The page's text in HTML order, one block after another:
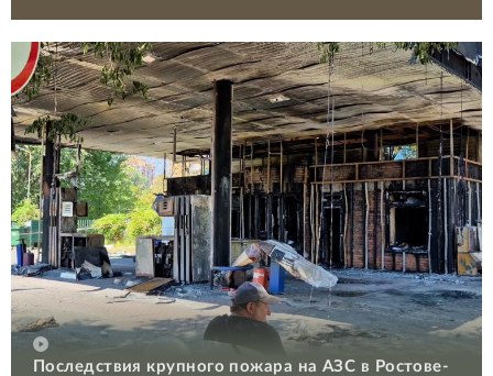
Последствия крупного пожара на АЗС в Ростове-